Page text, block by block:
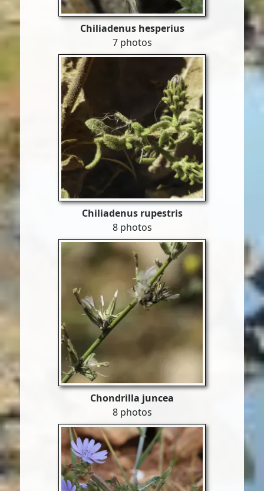
Chiliadenus hesperius
7 photos
Chiliadenus rupestris
8 photos
Chondrilla juncea
8 photos